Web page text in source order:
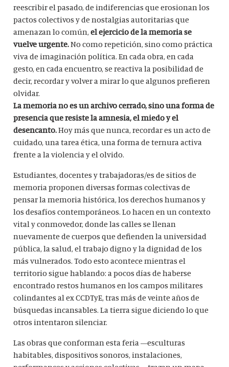
reescribir el pasado, de indiferencias que erosionan los
pactos colectivos y de nostalgias autoritarias que
amenazan lo común,el ejercicio de la memoria se
vuelve urgente.No como repetición, sino como práctica
viva de imaginación política. En cada obra, en cada
gesto, en cada encuentro, se reactiva la posibilidad de
decir, recordar y volver a mirar lo que algunos prefieren
olvidar.
La memoria no es un archivo cerrado, sino una forma de
presencia que resiste la amnesia, el miedo y el
desencanto.Hoy más que nunca, recordar es un acto de
cuidado, una tarea ética, una forma de ternura activa
frente a la violencia y el olvido.
Estudiantes, docentes y trabajadoras/es de sitios de
memoria proponen diversas formas colectivas de
pensar la memoria histórica, los derechos humanos y
los desafíos contemporáneos. Lo hacen en un contexto
vital y conmovedor, donde las calles se llenan
nuevamente de cuerpos que defienden la universidad
pública, la salud, el trabajo digno y la dignidad de los
más vulnerados. Todo esto acontece mientras el
territorio sigue hablando: a pocos días de haberse
encontrado restos humanos en los campos militares
colindantes al ex CCDTyE, tras más de veinte años de
búsquedas incansables. La tierra sigue diciendo lo que
otros intentaron silenciar.
Las obras que conforman esta feria —esculturas
habitables, dispositivos sonoros, instalaciones,